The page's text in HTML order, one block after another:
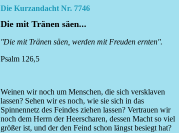
Die Kurzandacht Nr. 7746
Die mit Tränen säen...
''Die mit Tränen säen, werden mit Freuden ernten''.
Psalm 126,5
Weinen wir noch um Menschen, die sich versklaven
lassen? Sehen wir es noch, wie sie sich in das
Spinnennetz des Feindes ziehen lassen? Vertrauen wir
noch dem Herrn der Heerscharen, dessen Macht so viel
größer ist, und der den Feind schon längst besiegt hat?